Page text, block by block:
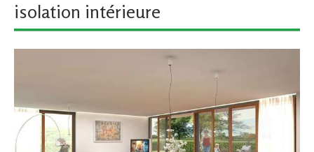
isolation intérieure